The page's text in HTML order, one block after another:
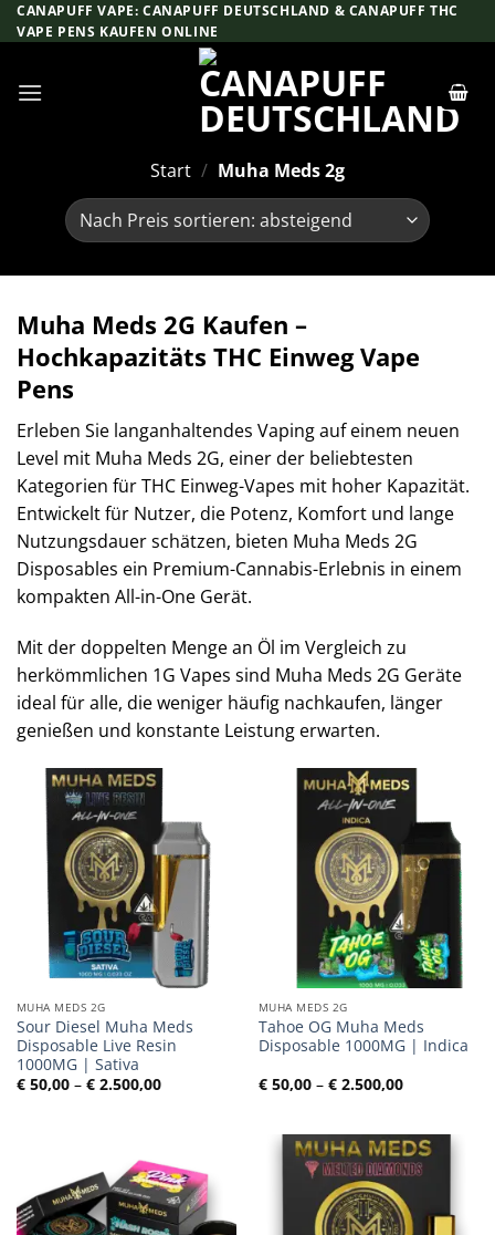
Zum
Inhalt
CANAPUFF VAPE: CANAPUFF DEUTSCHLAND & CANAPUFF THC
VAPE PENS KAUFEN ONLINE
Start / Muha Meds 2g
Muha Meds 2G Kaufen –
Hochkapazitäts THC Einweg Vape
Pens
Erleben Sie langanhaltendes Vaping auf einem neuen
Level mit Muha Meds 2G, einer der beliebtesten
Kategorien für THC Einweg-Vapes mit hoher Kapazität.
Entwickelt für Nutzer, die Potenz, Komfort und lange
Nutzungsdauer schätzen, bieten Muha Meds 2G
Disposables ein Premium-Cannabis-Erlebnis in einem
kompakten All-in-One Gerät.
Mit der doppelten Menge an Öl im Vergleich zu
herkömmlichen 1G Vapes sind Muha Meds 2G Geräte
ideal für alle, die weniger häufig nachkaufen, länger
genießen und konstante Leistung erwarten.
MUHA MEDS 2G
Sour Diesel Muha Meds
Disposable Live Resin
1000MG | Sativa
€50,00 – €2.500,00Preisspanne:
€ 50,00
MUHA MEDS 2G
Tahoe OG Muha Meds
Disposable 1000MG | Indica
€50,00 – €2.500,00
€ 50,00